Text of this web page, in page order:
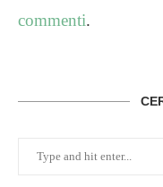
commenti.